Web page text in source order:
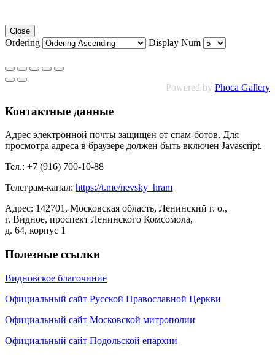
Close
Ordering Display Num
Powered by Phoca Gallery
Контактные данные
Адрес электронной почты защищен от спам-ботов. Для
просмотра адреса в браузере должен быть включен Javascript.
Тел.: +7 (916) 700-10-88
Телеграм-канал: https://t.me/nevsky_hram
Адрес: 142701, Московская область, Ленинский г. о.,
г. Видное, проспект Ленинского Комсомола,
д. 64, корпус 1
Полезные ссылки
Видновское благочиние
Официальный сайт Русской Православной Церкви
Официальный сайт Московской митрополии
Официальный сайт Подольской епархии